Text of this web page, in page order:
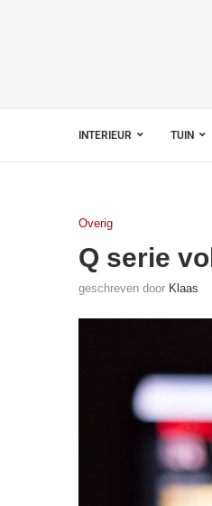
INTERIEUR TUIN
Overig
Q serie
geschreven door Klaas